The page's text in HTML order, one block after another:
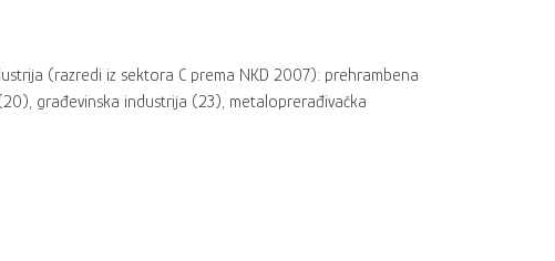
(razredi iz sektora C prema NKD 2007): prehrambena
građevinska industrija (23), metaloprerađivačka